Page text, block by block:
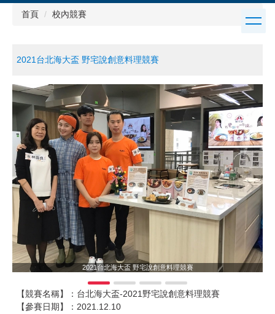
區
首頁 校內競賽
2021台北海大盃 野宅說創意料理競賽
2021台北海大盃 野宅說創意料理競賽
【競賽名稱】：台北海大盃-2021野宅說創意料理競賽
【參賽日期】：2021.12.10